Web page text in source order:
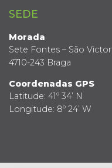
SEDE
Morada
Sete Fontes – São Victor
4710-243 Braga
Coordenadas GPS
Latitude: 41º 34’ N
Longitude: 8º 24’ W